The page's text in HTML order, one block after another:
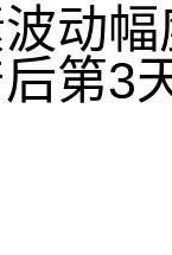
动
第3